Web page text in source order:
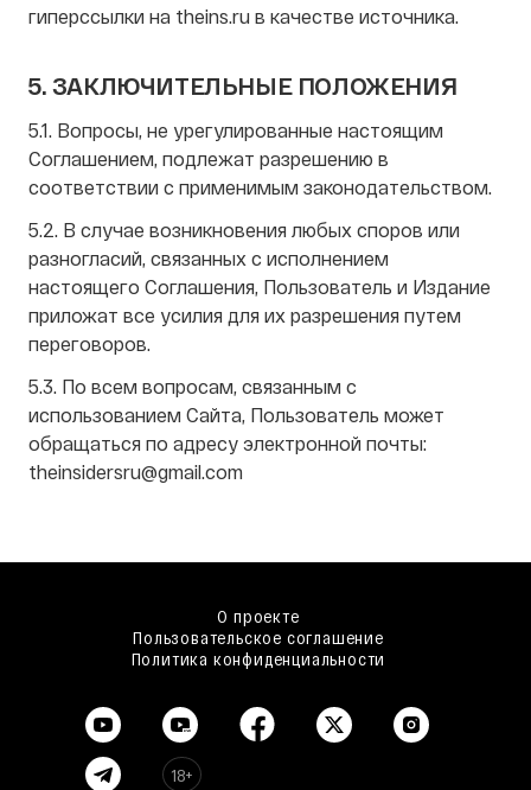
гиперссылки на theins.ru в качестве источника.
5. ЗАКЛЮЧИТЕЛЬНЫЕ ПОЛОЖЕНИЯ
5.1. Вопросы, не урегулированные настоящим
Соглашением, подлежат разрешению в
соответствии с применимым законодательством.
5.2. В случае возникновения любых споров или
разногласий, связанных с исполнением
настоящего Соглашения, Пользователь и Издание
приложат все усилия для их разрешения путем
переговоров.
5.3. По всем вопросам, связанным с
использованием Сайта, Пользователь может
обращаться по адресу электронной почты:
theinsidersru@gmail.com
О проекте
Пользовательское соглашение
Политика конфиденциальности
18+